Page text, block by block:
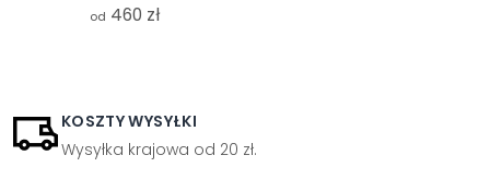
od 460 zł
KOSZTY WYSYŁKI
Wysyłka krajowa od 20 zł.